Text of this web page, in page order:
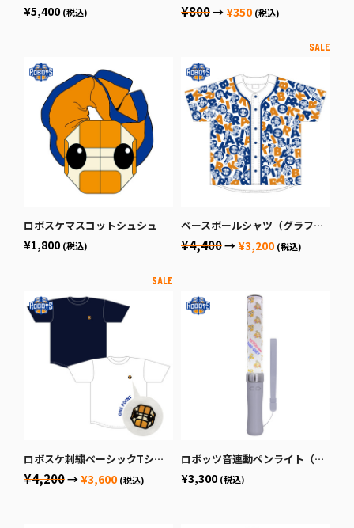
¥5,400 (税込) ¥800→¥350 (税込)
ロボスケマスコットシュシュ
¥1,800 (税込)
ベースボールシャツ（グラフィック）
¥4,400→¥3,200 (税込)
ロボスケ刺繍ベーシックTシャツ
¥4,200→¥3,600 (税込)
ロボッツ音連動ペンライト（みとちゃんコラボ）
¥3,300 (税込)